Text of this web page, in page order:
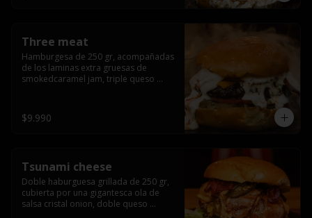
Three meat
Hamburgesa de 250 gr, acompañadas
de los laminas extra gruesas de
smokedcaramel jam, triple queso
$9.990
Tsunami cheese
Doble haburguesa grillada de 250 gr,
cubierta por una gigantesca ola de
salsa cristal onion, doble queso